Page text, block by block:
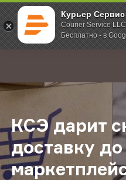
Курьер Сервис
Courier Service LLC
Бесплатно - в
; Главная О компании
КСЭ дарит
доставку до